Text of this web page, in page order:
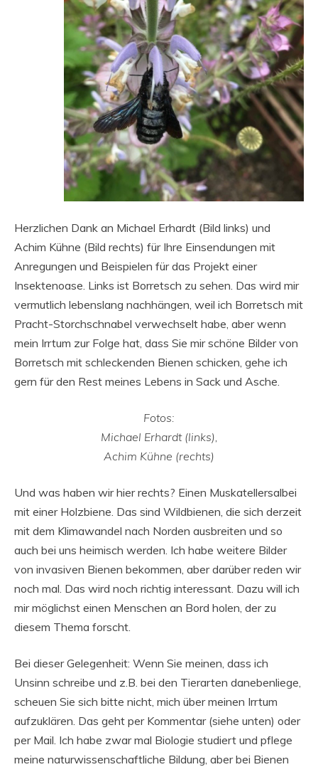
Herzlichen Dank an Michael Erhardt (Bild links) und
Achim Kühne (Bild rechts) für Ihre Einsendungen mit
Anregungen und Beispielen für das Projekt einer
Insektenoase. Links ist Borretsch zu sehen. Das wird mir
vermutlich lebenslang nachhängen, weil ich Borretsch mit
Pracht-Storchschnabel verwechselt habe, aber wenn
mein Irrtum zur Folge hat, dass Sie mir schöne Bilder von
Borretsch mit schleckenden Bienen schicken, gehe ich
gern für den Rest meines Lebens in Sack und Asche.
Fotos:
Michael Erhardt (links),
Achim Kühne (rechts)
Und was haben wir hier rechts? Einen Muskatellersalbei
mit einer Holzbiene. Das sind Wildbienen, die sich derzeit
mit dem Klimawandel nach Norden ausbreiten und so
auch bei uns heimisch werden. Ich habe weitere Bilder
von invasiven Bienen bekommen, aber darüber reden wir
noch mal. Das wird noch richtig interessant. Dazu will ich
mir möglichst einen Menschen an Bord holen, der zu
diesem Thema forscht.
Bei dieser Gelegenheit: Wenn Sie meinen, dass ich
Unsinn schreibe und z.B. bei den Tierarten danebenliege,
scheuen Sie sich bitte nicht, mich über meinen Irrtum
aufzuklären. Das geht per Kommentar (siehe unten) oder
per Mail. Ich habe zwar mal Biologie studiert und pflege
meine naturwissenschaftliche Bildung, aber bei Bienen